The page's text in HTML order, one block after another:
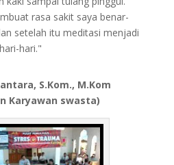
rasa sakit saya benar-
setelah itu meditasi menjadi
hari."
S.Kom., M.Kom
Karyawan swasta)